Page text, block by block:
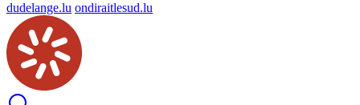
dudelange.lu ondiraitlesud.lu